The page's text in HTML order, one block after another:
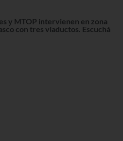
y MTOP intervienen en zona
con tres viaductos. Escuchá